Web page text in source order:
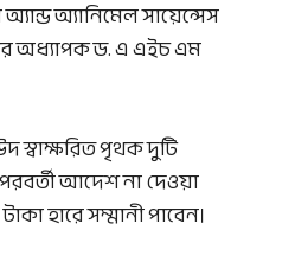
অ্যানিমেল সায়েন্সেস
অধ্যাপক ড. এ এইচ এম
স্বাক্ষরিত পৃথক দুটি
আদেশ না দেওয়া
হারে সম্মানী পাবেন।